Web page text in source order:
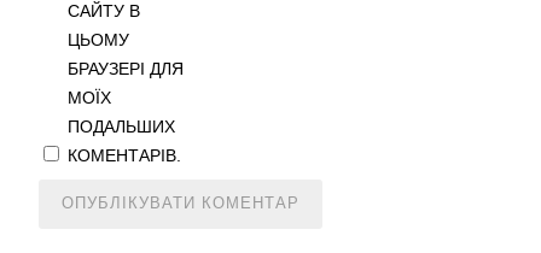
САЙТУ В
ЦЬОМУ
БРАУЗЕРІ ДЛЯ
МОЇХ
ПОДАЛЬШИХ
КОМЕНТАРІВ.